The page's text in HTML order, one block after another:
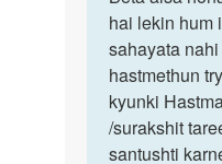
mujhe
hr
hmesa
sex
krne
ka…
aisa
hona
bohot
hi…
hai lekin hum
sahayata
hastmethun
kyunki
/surakshit
santushti